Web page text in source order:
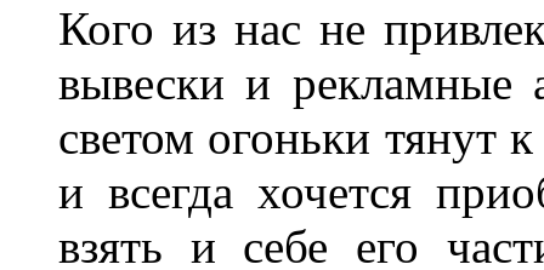
Кого из нас не
вывески и рекламные
светом огоньки тянут
и всегда хочется
взять и себе его